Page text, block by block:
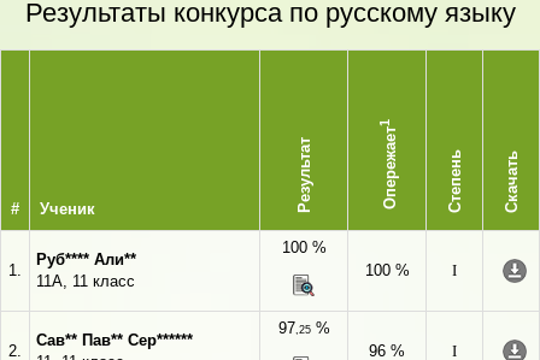
Результаты конкурса по русскому языку
# Ученик Результат Опережает
1
Степень Скачать
1.
Руб**** Али**
11А, 11 класс
100 %
100 %
I
2.
Сав** Пав** Сер******
97,25%
96 %
I